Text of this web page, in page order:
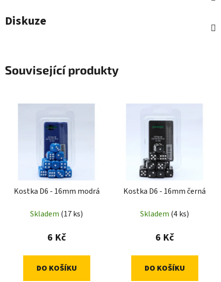
Diskuze
Související produkty
Kostka D6 - 16mm modrá
Skladem (17 ks)
6 Kč
DO KOŠÍKU
Kostka D6 - 16mm černá
Skladem (4 ks)
6 Kč
DO KOŠÍKU